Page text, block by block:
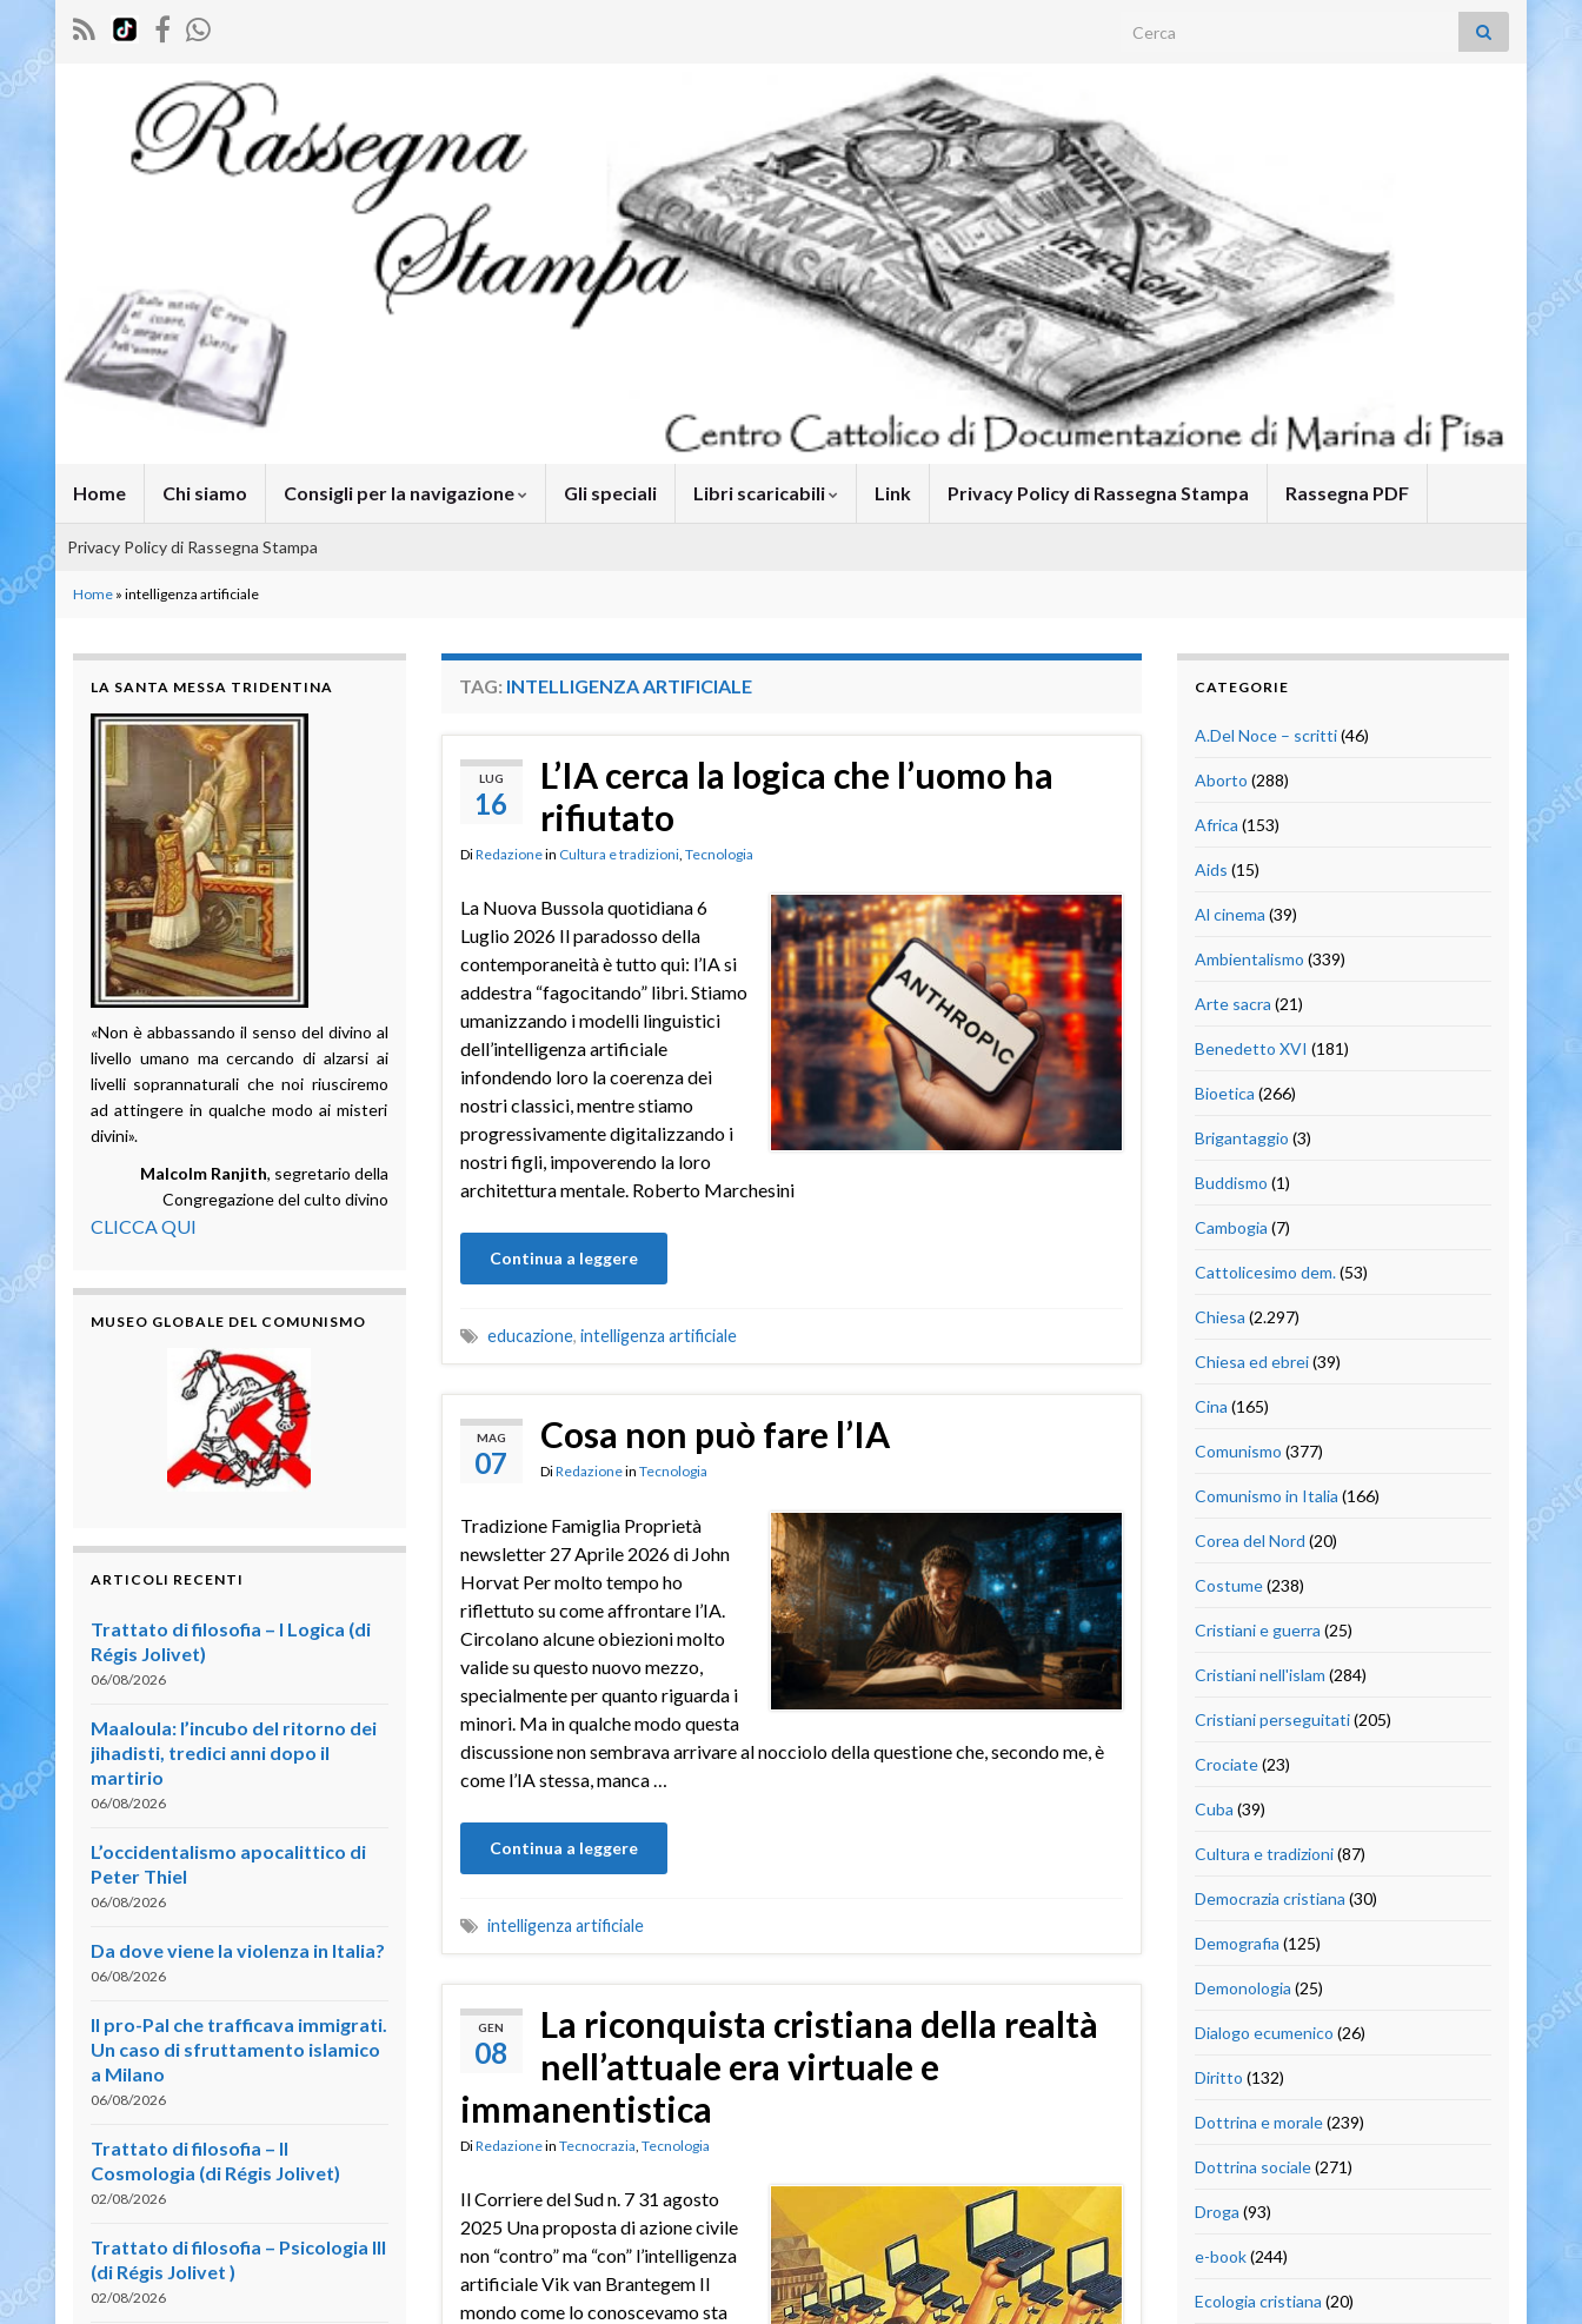
Search for:
Home Chi siamo Consigli per la navigazione Gli speciali Libri scaricabili Link Privacy Policy di Rassegna Stampa Rassegna PDF
Privacy Policy di Rassegna Stampa
Home » intelligenza artificiale
TAG: INTELLIGENZA ARTIFICIALE
LUG
16
L’IA cerca la logica che l’uomo ha
rifiutato
DiRedazionein Cultura e tradizioni, Tecnologia
La Nuova Bussola quotidiana 6
Luglio 2026 Il paradosso della
contemporaneità è tutto qui: l’IA si
addestra “fagocitando” libri. Stiamo
umanizzando i modelli linguistici
dell’intelligenza artificiale
infondendo loro la coerenza dei
nostri classici, mentre stiamo
progressivamente digitalizzando i
nostri figli, impoverendo la loro
architettura mentale. Roberto Marchesini
Continua a leggere
educazione, intelligenza artificiale
MAG
07
Cosa non può fare l’IA
DiRedazionein Tecnologia
Tradizione Famiglia Proprietà
newsletter 27 Aprile 2026 di John
Horvat Per molto tempo ho
riflettuto su come affrontare l’IA.
Circolano alcune obiezioni molto
valide su questo nuovo mezzo,
specialmente per quanto riguarda i
minori. Ma in qualche modo questa
discussione non sembrava arrivare al nocciolo della questione che, secondo me, è
come l’IA stessa, manca …
Continua a leggere
intelligenza artificiale
GEN
08
La riconquista cristiana della realtà
nell’attuale era virtuale e
immanentistica
DiRedazionein Tecnocrazia Tecnologia
Il Corriere del Sud n. 7 31 agosto
2025 Una proposta di azione civile
non “contro” ma “con” l’intelligenza
artificiale Vik van Brantegem Il
mondo come lo conoscevamo sta
LA SANTA MESSA TRIDENTINA
«Non è abbassando il senso del divino al
livello umano ma cercando di alzarsi ai
livelli soprannaturali che noi riusciremo
ad attingere in qualche modo ai misteri
divini».
Malcolm Ranjith, segretario della
Congregazione del culto divino
CLICCA QUI
MUSEO GLOBALE DEL COMUNISMO
ARTICOLI RECENTI
Trattato di filosofia – I Logica (di
Régis Jolivet)
06/08/2026
Maaloula: l’incubo del ritorno dei
jihadisti, tredici anni dopo il
martirio
06/08/2026
L’occidentalismo apocalittico di
Peter Thiel
06/08/2026
Da dove viene la violenza in Italia?
06/08/2026
Il pro-Pal che trafficava immigrati.
Un caso di sfruttamento islamico
a Milano
06/08/2026
Trattato di filosofia – II
Cosmologia (di Régis Jolivet)
02/08/2026
Trattato di filosofia – Psicologia III
(di Régis Jolivet )
02/08/2026
CATEGORIE
A.Del Noce – scritti(46)
Aborto (288)
Africa (153)
Aids (15)
Al cinema (39)
Ambientalismo (339)
Arte sacra (21)
Benedetto XVI (181)
Bioetica (266)
Brigantaggio (3)
Buddismo (1)
Cambogia (7)
Cattolicesimo dem.(53)
Chiesa (2.297)
Chiesa ed ebrei(39)
Cina (165)
Comunismo (377)
Comunismo in Italia (166)
Corea del Nord (20)
Costume(238)
Cristiani e guerra (25)
Cristiani nell'islam (284)
Cristiani perseguitati(205)
Crociate(23)
Cuba (39)
Cultura e tradizioni(87)
Democrazia cristiana (30)
Demografia (125)
Demonologia (25)
Dialogo ecumenico (26)
Diritto (132)
Dottrina e morale(239)
Dottrina sociale(271)
Droga (93)
e-book(244)
Ecologia cristiana (20)